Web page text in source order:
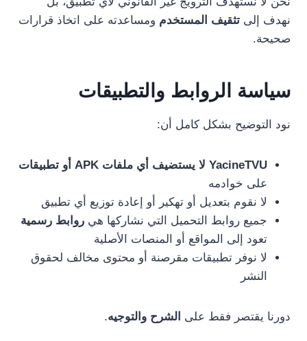
نهدف إلى تثقيف المستخدم ومساعدته على اتخاذ قرارات
صحيحة.
سياسة الروابط والتطبيقات
نود التوضيح بشكل كامل أن:
YacineTVU لا يستضيف أي ملفات APK أو تطبيقات
على خوادمه
لا نقوم بتعديل أو تهكير أو إعادة توزيع أي تطبيق
جميع روابط التحميل التي نشاركها هي روابط رسمية
تعود إلى المواقع أو المنصات الأصلية
لا نوفر تطبيقات مقرصنة أو محتوى مخالف لحقوق
النشر
دورنا يقتصر فقط على الشرح والتوجيه.